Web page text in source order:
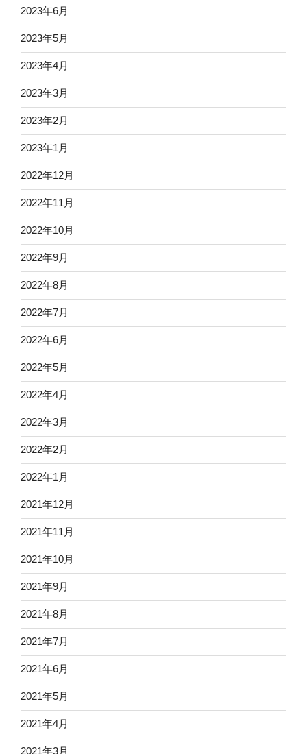
2023年6月
2023年5月
2023年4月
2023年3月
2023年2月
2023年1月
2022年12月
2022年11月
2022年10月
2022年9月
2022年8月
2022年7月
2022年6月
2022年5月
2022年4月
2022年3月
2022年2月
2022年1月
2021年12月
2021年11月
2021年10月
2021年9月
2021年8月
2021年7月
2021年6月
2021年5月
2021年4月
2021年3月